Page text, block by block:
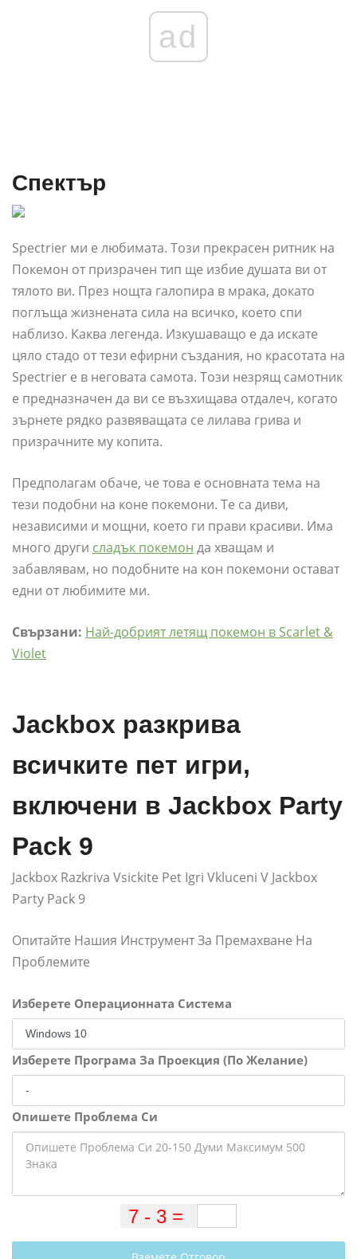
ad
Спектър
Spectrier ми е любимата. Този прекрасен ритник на
Покемон от призрачен тип ще избие душата ви от
тялото ви. През нощта галопира в мрака, докато
поглъща жизнената сила на всичко, което спи
наблизо. Каква легенда. Изкушаващо е да искате
цяло стадо от тези ефирни създания, но красотата на
Spectrier е в неговата самота. Този незрящ самотник
е предназначен да ви се възхищава отдалеч, когато
зърнете рядко развяващата се лилава грива и
призрачните му копита.
Предполагам обаче, че това е основната тема на
тези подобни на коне покемони. Те са диви,
независими и мощни, което ги прави красиви. Има
много други сладък покемон да хващам и
забавлявам, но подобните на кон покемони остават
едни от любимите ми.
Свързани: Най-добрият летящ покемон в Scarlet &
Violet
Jackbox разкрива
всичките пет игри,
включени в Jackbox Party
Pack 9
Jackbox Razkriva Vsickite Pet Igri Vkluceni V Jackbox
Party Pack 9
Опитайте Нашия Инструмент За Премахване На
Проблемите
Изберете Операционната Система
Изберете Програма За Проекция (По Желание)
Опишете Проблема Си